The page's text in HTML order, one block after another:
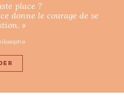
place ?
donne le courage de se
»